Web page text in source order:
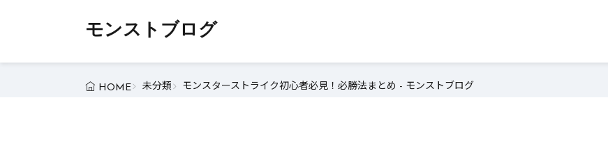
モンストブログ
HOME 未分類 モンスターストライク初心者必見！必勝法まとめ - モンストブログ